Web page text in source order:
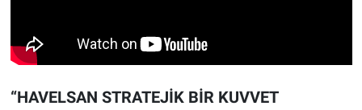
“HAVELSAN STRATEJİK BİR KUVVET